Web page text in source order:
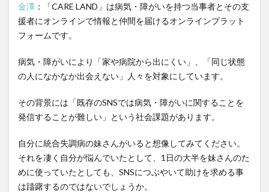
自身
の課
題解
皆に
も届
ばそ
れが
ービ
にな
る
金澤 ：「CARE LAND」は病気・障がいを持つ当事者とその支
援者にオンラインで情報と仲間を届けるオンラインプラット
フォームです。
病気・障がいにより「家や病院から出にくい」、「同じ状態
の人になかなか出会えない」人々を対象にしています。
その背景には「既存のSNSでは病気・障がいに関することを
発信することが難しい」という社会課題があります。
自分に統合失調病の妹さんがいると想像してみてください。
それを凄く自分が悩んでいたとして、1日の大半を妹さんのた
めに使っていたとしても、SNSにつぶやいて助けを求める事
は躊躇するのではないでしょうか。